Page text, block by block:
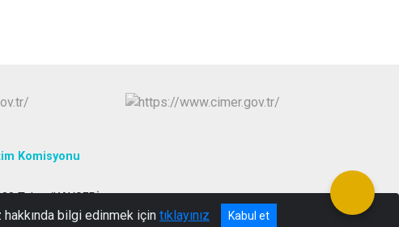
Komisyonu
Talas /KAYSERİ
bilgi edinmek için tıklayınız Kabul et